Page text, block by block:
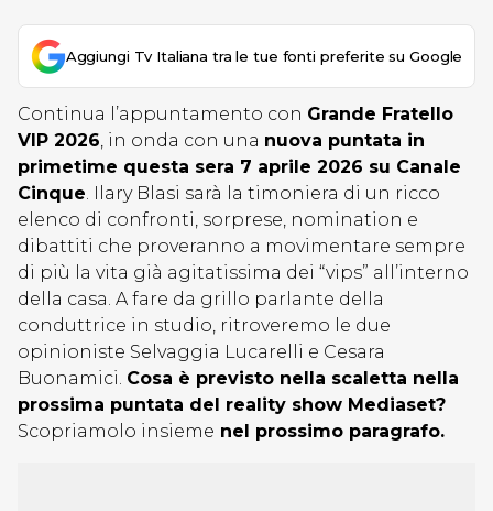
Aggiungi Tv Italiana tra le tue fonti preferite su Google
Continua l’appuntamento con Grande Fratello
VIP 2026, in onda con una nuova puntata in
primetime questa sera 7 aprile 2026 su Canale
Cinque. Ilary Blasi sarà la timoniera di un ricco
elenco di confronti, sorprese, nomination e
dibattiti che proveranno a movimentare sempre
di più la vita già agitatissima dei “vips” all’interno
della casa. A fare da grillo parlante della
conduttrice in studio, ritroveremo le due
opinioniste Selvaggia Lucarelli e Cesara
Buonamici. Cosa è previsto nella scaletta nella
prossima puntata del reality show Mediaset?
Scopriamolo insieme nel prossimo paragrafo.